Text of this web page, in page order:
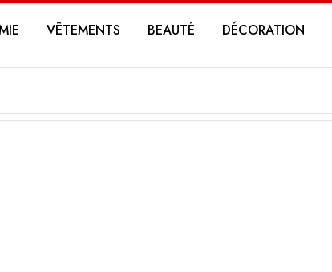
VÊTEMENTS BEAUTÉ DÉCORATION